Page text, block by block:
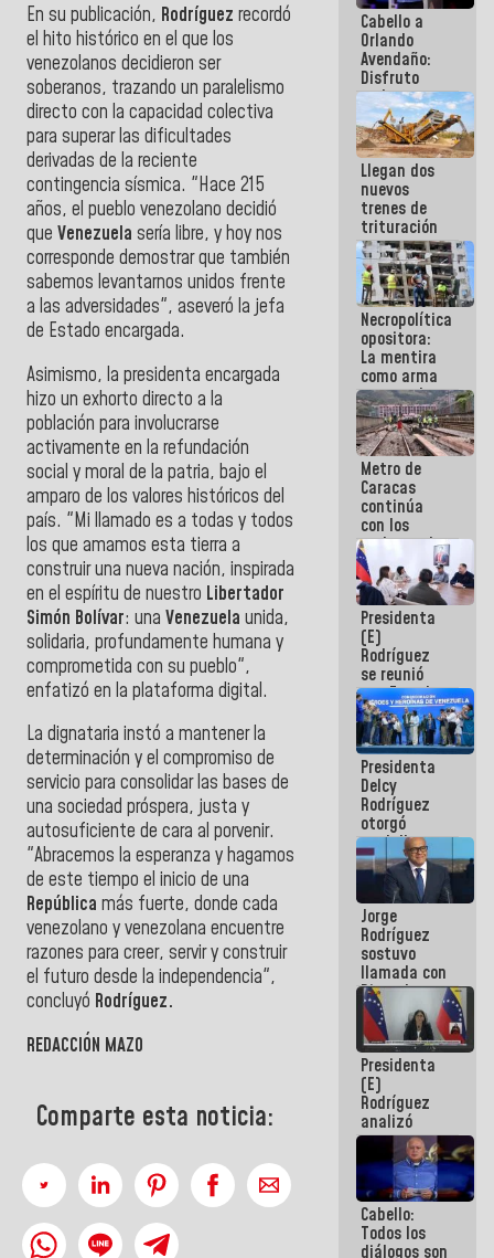
En su publicación, Rodríguez recordó
el hito histórico en el que los
venezolanos decidieron ser
soberanos, trazando un paralelismo
directo con la capacidad colectiva
para superar las dificultades
derivadas de la reciente
contingencia sísmica. "Hace 215
años, el pueblo venezolano decidió
que Venezuela sería libre, y hoy nos
corresponde demostrar que también
sabemos levantarnos unidos frente
a las adversidades", aseveró la jefa
de Estado encargada.
Asimismo, la presidenta encargada
hizo un exhorto directo a la
población para involucrarse
activamente en la refundación
social y moral de la patria, bajo el
amparo de los valores históricos del
país. "Mi llamado es a todas y todos
los que amamos esta tierra a
construir una nueva nación, inspirada
en el espíritu de nuestro Libertador
Simón Bolívar: una Venezuela unida,
solidaria, profundamente humana y
comprometida con su pueblo",
enfatizó en la plataforma digital.
La dignataria instó a mantener la
determinación y el compromiso de
servicio para consolidar las bases de
una sociedad próspera, justa y
autosuficiente de cara al porvenir.
"Abracemos la esperanza y hagamos
de este tiempo el inicio de una
República más fuerte, donde cada
venezolano y venezolana encuentre
razones para creer, servir y construir
el futuro desde la independencia",
concluyó Rodríguez.
REDACCIÓN MAZO
Comparte esta noticia:
Cabello a
Orlando
Avendaño:
Disfruto
cada vez
que escribes
porque lo
que haces
es
embarrarla
Llegan dos
nuevos
trenes de
trituración
para
optimizar
manejo de
escombros
en La Guaira
Necropolítica
opositora:
La mentira
como arma
contra el
Pueblo
Metro de
Caracas
continúa
con los
trabajos de
mantenimiento
e inspección
en la Línea 2
Presidenta
(E)
Rodríguez
se reunió
con Estado
Mayor
Eléctrico
para
abordar
planes de
acción
Presidenta
Delcy
Rodríguez
otorgó
medalla
"Héroe de
Venezuela"
a servidores
públicos
Jorge
Rodríguez
sostuvo
llamada con
Dinorah
Figuera y
acuerdan
primer
encuentro
presencial
para el
diálogo
Presidenta
(E)
Rodríguez
analizó
junto a
gobernadores
planes de
recuperación
del Sistema
Eléctrico
Cabello:
Todos los
diálogos son